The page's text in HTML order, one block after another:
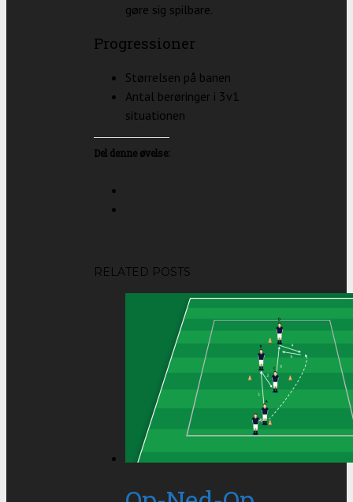
gøre sig spilbare.
Progressioner
Størrelsen på banen
Antal berøringer i 3v1
situationen
Del denne øvelse:
RELATED POSTS